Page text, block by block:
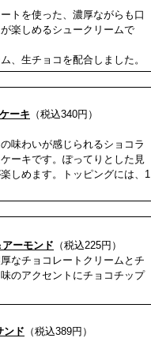
トを使った、濃厚ながらも口
楽しめるシュークリームで
、生チョコを配合しました。
ーキ （税込340円）
味わいが感じられるショコラ
ーキです。ぽってりとした見
しめます。トッピングには、1
ーモンド （税込225円）
なチョコレートクリームとチ
のアクセントにチョコチップ
ンド （税込389円）